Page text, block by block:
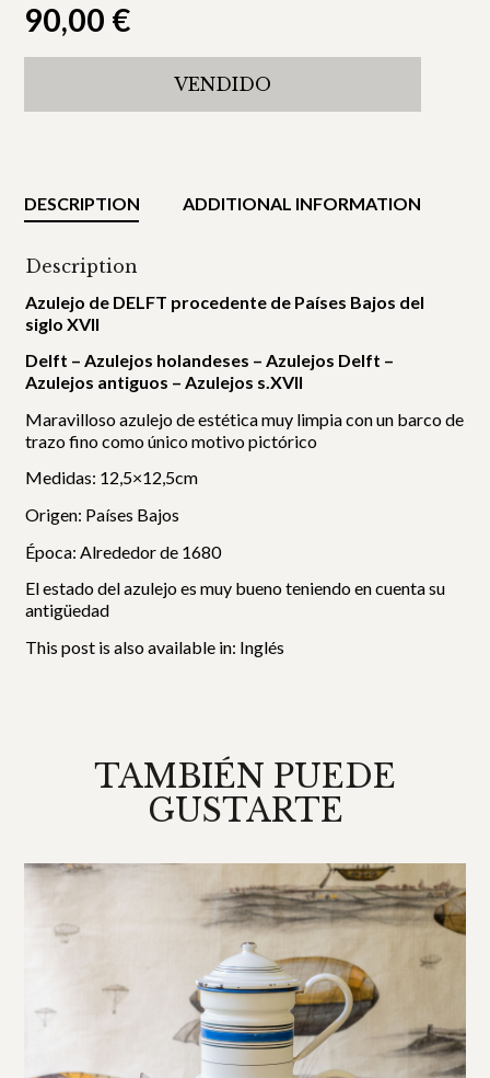
90,00 €
VENDIDO
DESCRIPTION ADDITIONAL INFORMATION
Description
Azulejo de DELFT procedente de Países Bajos del
siglo XVII
Delft – Azulejos holandeses – Azulejos Delft –
Azulejos antiguos – Azulejos s.XVII
Maravilloso azulejo de estética muy limpia con un barco de
trazo fino como único motivo pictórico
Medidas: 12,5×12,5cm
Origen: Países Bajos
Época: Alrededor de 1680
El estado del azulejo es muy bueno teniendo en cuenta su
antigüedad
This post is also available in: Inglés
TAMBIÉN PUEDE
GUSTARTE